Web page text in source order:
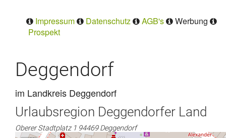
Impressum Datenschutz AGB's
Werbung
Prospekt
Deggendorf
im Landkreis Deggendorf
Urlaubsregion Deggendorfer Land
Oberer Stadtplatz 1 94469 Deggendorf